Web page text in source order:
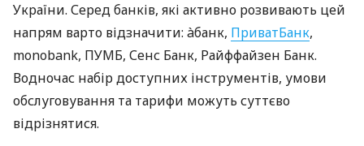
України. Серед банків, які активно розвивають цей
напрям варто відзначити: àбанк, ПриватБанк,
monobank, ПУМБ, Сенс Банк, Райффайзен Банк.
Водночас набір доступних інструментів, умови
обслуговування та тарифи можуть суттєво
відрізнятися.